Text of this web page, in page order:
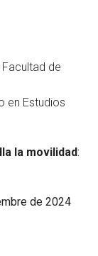
de
en Estudios
la movilidad:
de 2024